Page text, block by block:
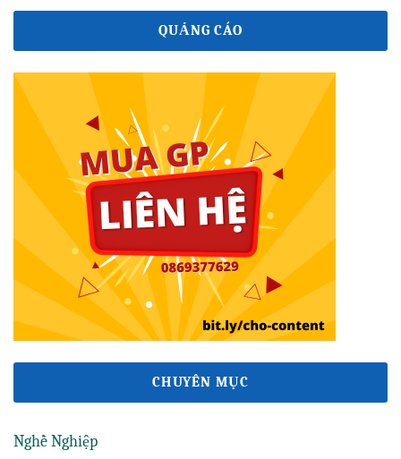
QUẢNG CÁO
CHUYÊN MỤC
Nghề Nghiệp